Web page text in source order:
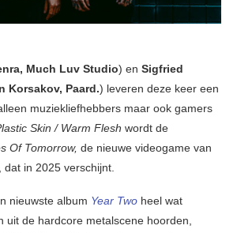
Much Luv Studio) en Sigfried
Korsakov, Paard.) leveren deze keer een
muziekliefhebbers maar ook gamers
Skin / Warm Flesh wordt de
Of Tomorrow, de nieuwe videogame van
, dat in 2025 verschijnt.
nieuwste album Year Two heel wat
uit de hardcore metalscene hoorden,